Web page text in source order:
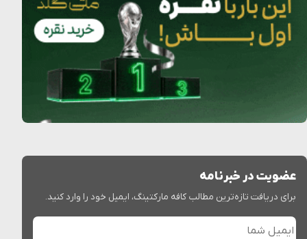
عضویت در خبرنامه
برای دریافت تازه‌ترین مطالب کافه مارکتینگ، ایمیل خود را وارد کنید.
ایمیل شما